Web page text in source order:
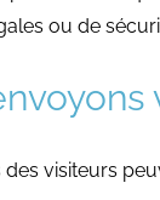
ou de
visiteurs